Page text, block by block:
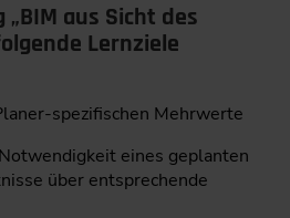
„BIM aus Sicht des
Lernziele
spezifischen Mehrwerte
eines geplanten
über entsprechende